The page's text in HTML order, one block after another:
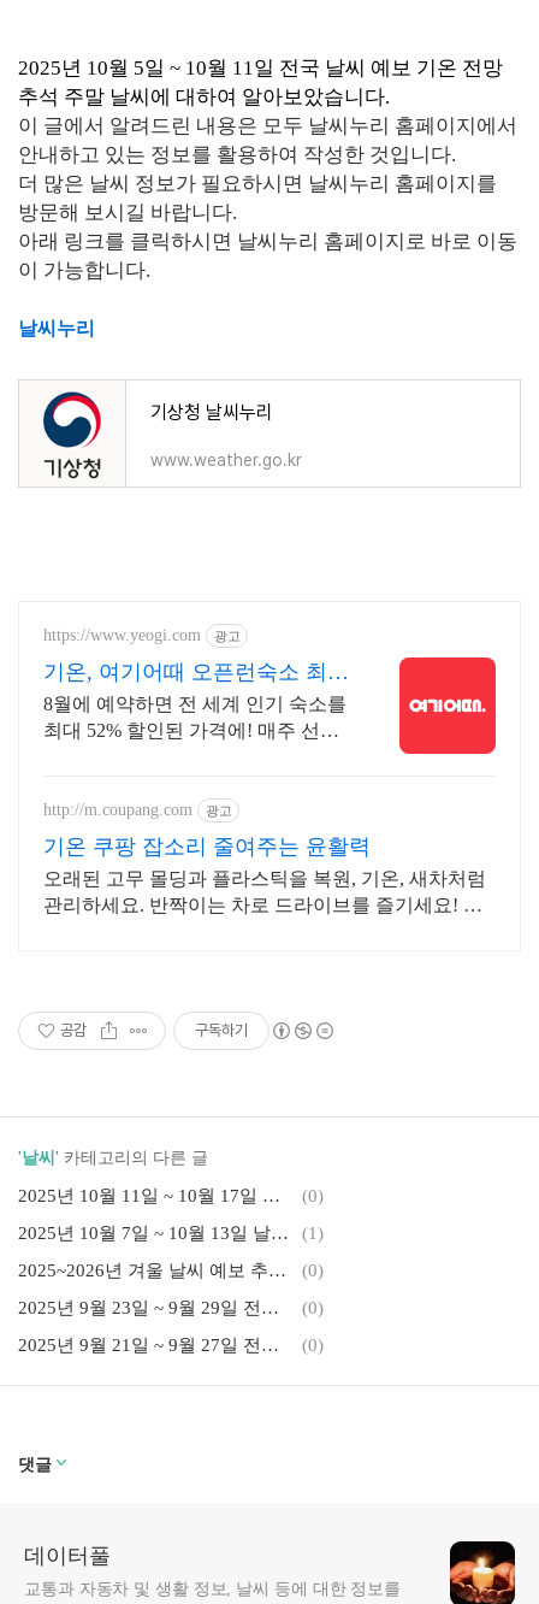
2025년 10월 5일 ~ 10월 11일 전국 날씨 예보 기온 전망
추석 주말 날씨에 대하여 알아보았습니다.
이 글에서 알려드린 내용은 모두 날씨누리 홈페이지에서
안내하고 있는 정보를 활용하여 작성한 것입니다.
더 많은 날씨 정보가 필요하시면 날씨누리 홈페이지를
방문해 보시길 바랍니다.
아래 링크를 클릭하시면 날씨누리 홈페이지로 바로 이동
이 가능합니다.
날씨누리
기상청 날씨누리
www.weather.go.kr
https://www.yeogi.com 광고
기온, 여기어때 오픈런숙소 최대
81% 할인
8월에 예약하면 전 세계 인기 숙소를
최대 52% 할인된 가격에! 매주 선착
http://m.coupang.com 광고
기온 쿠팡 잡소리 줄여주는 윤활력
오래된 고무 몰딩과 플라스틱을 복원, 기온, 새차처럼
관리하세요. 반짝이는 차로 드라이브를 즐기세요! 오
공감 구독하기
'날씨 ' 카테고리의 다른 글
2025년 10월 11일 ~ 10월 17일 날씨 예보 기온 강수 비 주말 전망 안내
(0)
2025년 10월 7일 ~ 10월 13일 날씨 예보 기온 강수 비 주말 전망 안내
(1)
2025~2026년 겨울 날씨 예보 추위 기온 눈 강수량 기후 전망 알아보기
(0)
2025년 9월 23일 ~ 9월 29일 전국 날씨 예보 기온 전망 주말 날씨 안내
(0)
2025년 9월 21일 ~ 9월 27일 전국 날씨 예보 기온 전망 주말 날씨 안내
(0)
댓글
데이터풀
교통과 자동차 및 생활 정보, 날씨 등에 대한 정보를